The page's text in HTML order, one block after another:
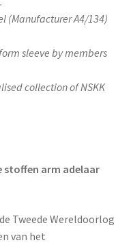
(Manufacturer A4/134)
sleeve by members
collection of NSKK
stoffen arm adelaar
Tweede Wereldoorlog
van het